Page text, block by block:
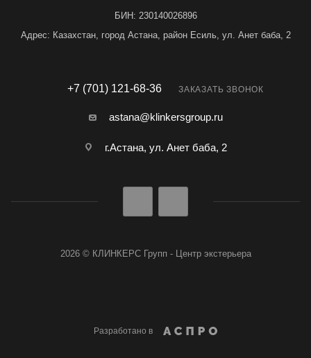
БИН: 230140026896
Адрес: Казахстан, город Астана, район Есиль, ул. Анет баба, 2
+7 (701) 121-68-36 ЗАКАЗАТЬ ЗВОНОК
astana@klinkersgroup.ru
г.Астана, ул. Анет баба, 2
2026 © КЛИНКЕРС Групп - Центр экстерьера
Разработано в